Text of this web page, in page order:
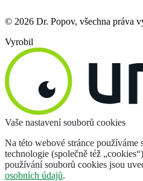
© 2026 Dr. Popov, všechna práva
Vyrobil
Vaše nastavení souborů cookies
Na této webové stránce používáme
technologie (společně též
používání souborů cookies jsou
osobních údajů.